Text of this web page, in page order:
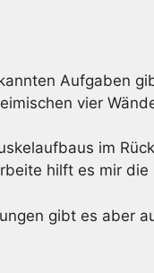
Aufgaben
vier
im
hilft es mir die
gibt es aber